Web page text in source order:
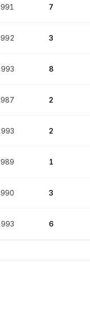
7
3
8
2
2
1
3
6